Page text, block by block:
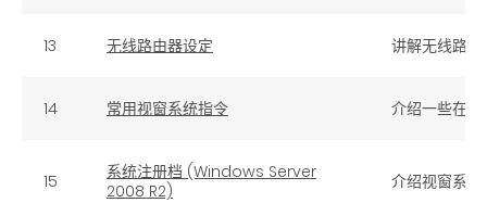
13 无线路由器设定 讲解无线路
14 常用视窗系统指令 介绍一些在
15
系统注册档 (Windows Server
2008 R2)
介绍视窗系